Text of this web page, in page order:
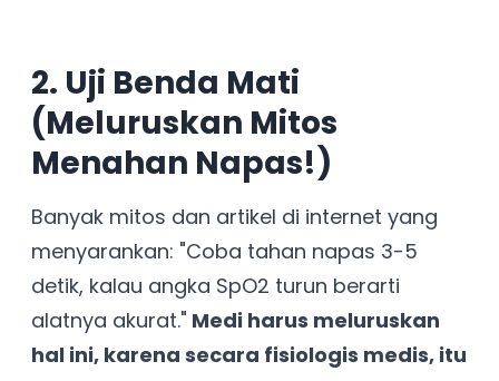
2. Uji Benda Mati
(Meluruskan Mitos
Menahan Napas!)
Banyak mitos dan artikel di internet yang
menyarankan: "Coba tahan napas 3-5
detik, kalau angka SpO2 turun berarti
alatnya akurat." Medi harus meluruskan
hal ini, karena secara fisiologis medis, itu